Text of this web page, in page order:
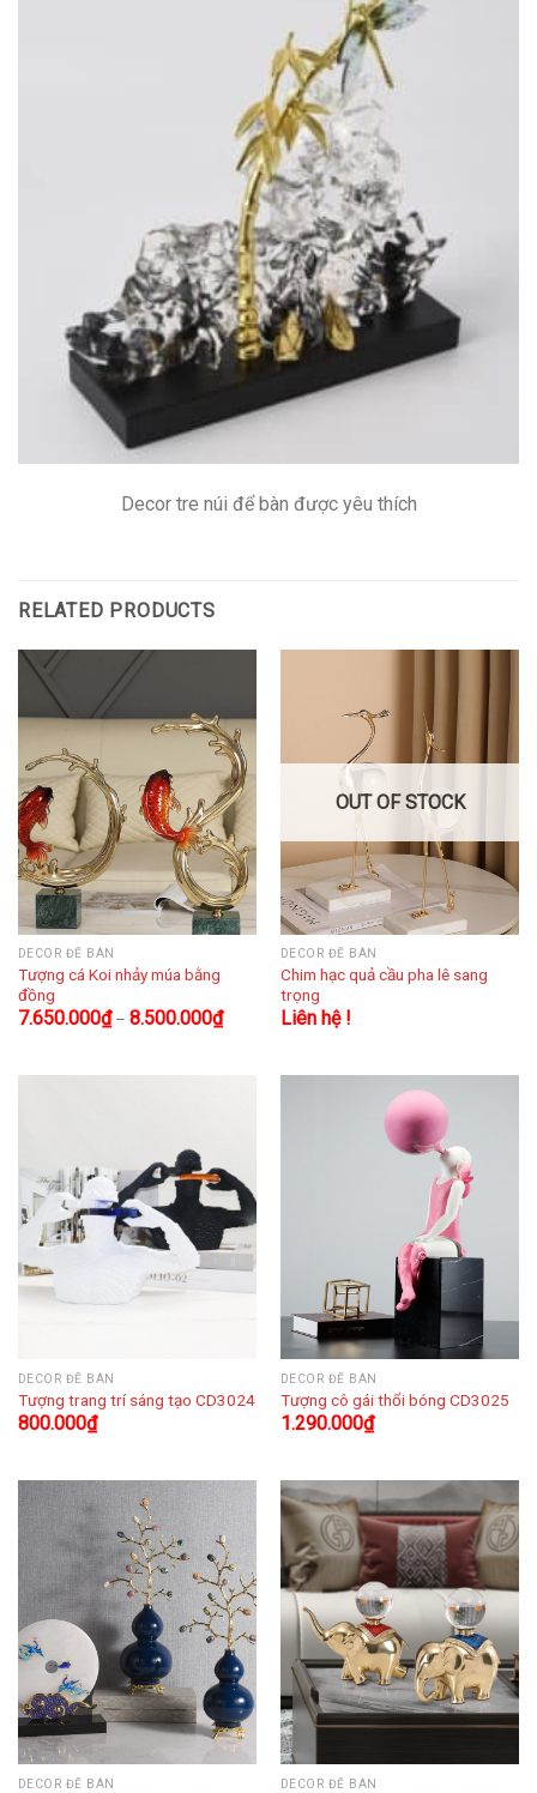
Decor tre núi để bàn được yêu thích
RELATED PRODUCTS
DECOR ĐỂ BÀN
Tượng cá Koi nhảy múa bằng
đồng
7.650.000₫– 8.500.000₫
OUT OF STOCK
DECOR ĐỂ BÀN
Chim hạc quả cầu pha lê sang
trọng
Liên hệ !
DECOR ĐỂ BÀN
Tượng trang trí sáng tạo CD3024
800.000₫
DECOR ĐỂ BÀN
Tượng cô gái thổi bóng CD3025
1.290.000₫
DECOR ĐỂ BÀN DECOR ĐỂ BÀN